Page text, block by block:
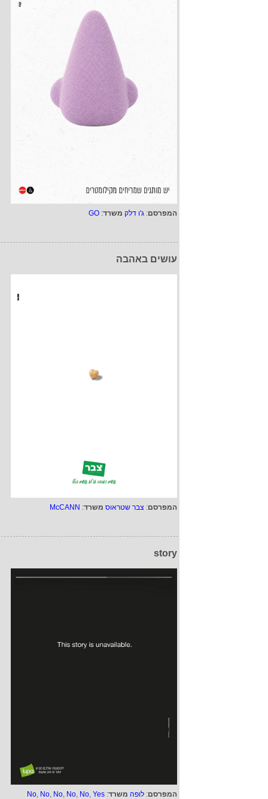
המפרסם: ג'ו דלק משרד:
GO
עושים באהבה
המפרסם: צבר שטראוס משרד:
McCANN
story
המפרסם: לופה משרד:
No, No, No, No, No, Yes